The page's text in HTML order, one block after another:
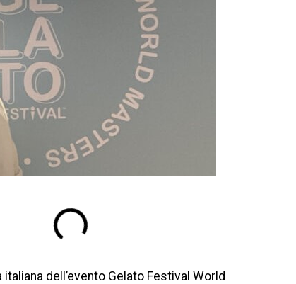
dell’evento Gelato Festival World